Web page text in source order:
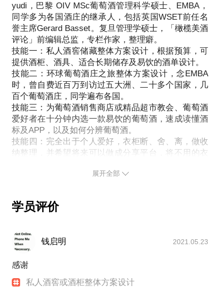
费；美国的酒庄好约，一般需要付费。冬天可以考虑
去新西兰、澳大利亚、南美，南半球正好在夏天，不
过请记得避开丰收季。
我在我自费近百万，拜访过五大洲几百个酒庄。许多
EMBA同学都在世界各地的酒庄工作。
我愿意与你分享的内容包括：
策划酒庄路线；
出境旅游咨询；
需要的话，可以提供若干酒庄的联络方式。
PS.在选择与我见面前，请把你的问题更具体化。毕
竟一小时的谈话只能解决一个小问题。请把你的问题
提前发给我，方便我做更精确的准备，提升见面效
yudi，巴黎 OIV MSc葡萄酒管理科学硕士、EMBA，
同学多为各国酒庄的继承人，包括英国WSET前任名
誉主席Gerard Basset。复旦管理学硕士，「橄榄美酒
评论」前编辑总监，专栏作家，整理癖。
技能一：私人酒窖储藏整体方案设计，根据预算，可
提供酒柜、酒具、适合长期储存及易饮的酒单设计。
技能二：环球葡萄酒庄之旅整体方案设计，念EMBA
时，曾自费近百万到访过五大洲、二十多个国家，几
百个葡萄酒庄，同学遍布各国。
技能三：为葡萄酒销售商店或精品超市教会、葡萄酒
爱好者在十分钟内选一款易饮的葡萄酒，速成读懂酒
标及APP，以及如何分辨葡萄酒。
技能四：完全出于个人爱好，衣柜断、舍、离，做收
纳整理，并希望将来可以做成分享平台，将不用的衣
展开全部
学员评价
钱启明 2021.05.23
感谢
私人酒窖或酒柜整体方案设计